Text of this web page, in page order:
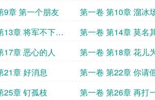
9章 第一个朋友
第一卷 第10章 溜冰
冲突
13章 将军不下马
程
第一卷 第14章 莫名
女人
17章 恶心的人
第一卷 第18章 花儿
这么红
21章 好消息
第一卷 第22章 你请
条子
25章 钉孤枝
第一卷 第26章 再打